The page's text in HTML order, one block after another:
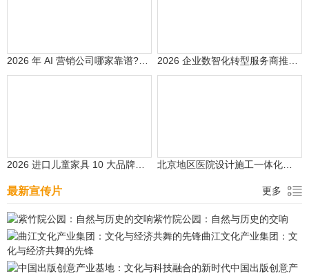
2026 年 AI 营销公司哪家靠谱?5 家头部服务商推荐 2026 企业数智化转型服务商推荐：5 家主流品牌深度评测
2026 进口儿童家具 10 大品牌权威测评：斯堪维亚代理四大品牌领衔，十大品牌实测合规榜单发布 北京地区医院设计施工一体化公司排名(2026)
最新宣传片 更多
紫竹院公园：自然与历史的交响
曲江文化产业集团：文
化与经济共舞的先锋
中国出版创意产